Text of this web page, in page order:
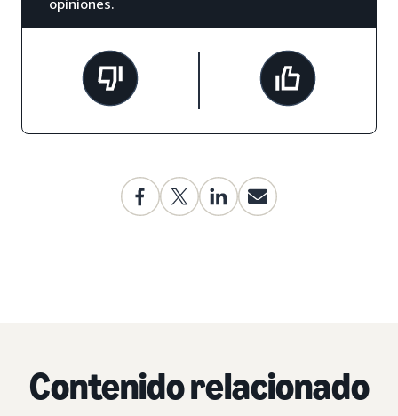
opiniones.
Contenido relacionado